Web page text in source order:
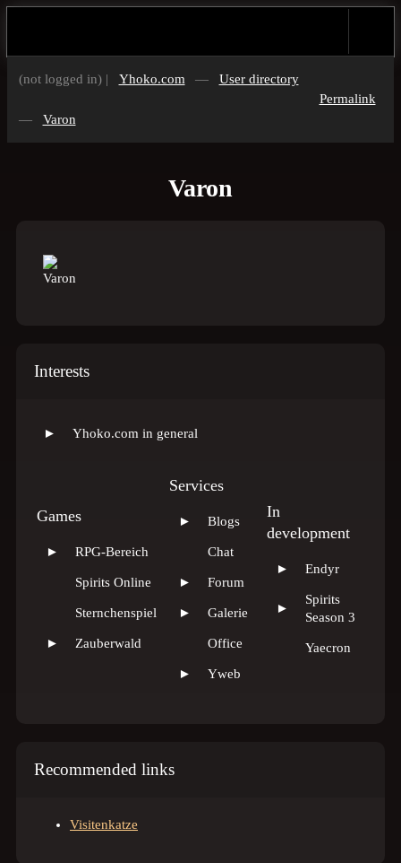
(not logged in) | Yhoko.com — User directory
— Varon
Permalink
Varon
Interests
► Yhoko.com in general
Games
► RPG-Bereich
Spirits Online
Sternchenspiel
► Zauberwald
Services
► Blogs
Chat
► Forum
► Galerie
Office
► Yweb
In
development
► Endyr
►
Spirits
Season 3
Yaecron
Recommended links
Visitenkatze